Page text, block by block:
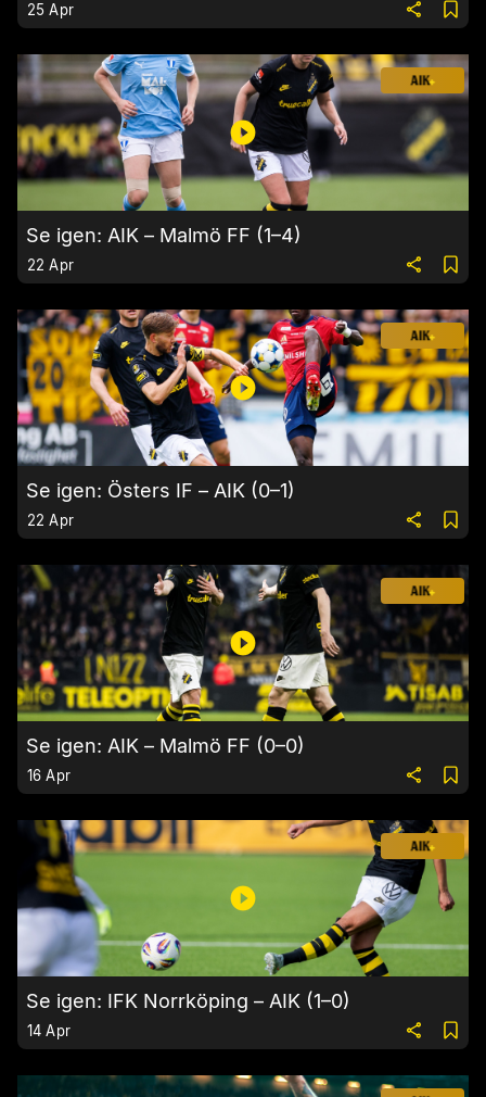
25 Apr
Se igen: AIK – Malmö FF (1–4)
22 Apr
Se igen: Östers IF – AIK (0–1)
22 Apr
Se igen: AIK – Malmö FF (0–0)
16 Apr
Se igen: IFK Norrköping – AIK (1–0)
14 Apr